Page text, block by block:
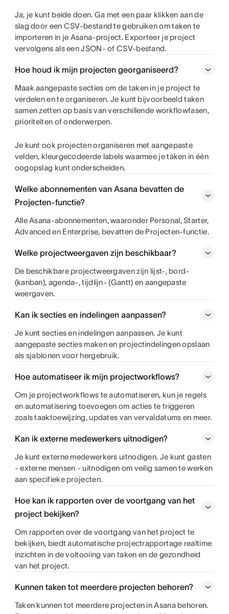
Ja, je kunt beide doen. Ga met een paar klikken aan de
slag door een CSV-bestand te gebruiken om taken te
importeren in je Asana-project. Exporteer je project
vervolgens als een JSON- of CSV-bestand.
Hoe houd ik mijn projecten georganiseerd?
Maak aangepaste secties om de taken in je project te
verdelen en te organiseren. Je kunt bijvoorbeeld taken
samen zetten op basis van verschillende workflowfasen,
prioriteiten of onderwerpen.
Je kunt ook projecten organiseren met aangepaste
velden, kleurgecodeerde labels waarmee je taken in één
oogopslag kunt onderscheiden.
Welke abonnementen van Asana bevatten de
Projecten-functie?
Alle Asana-abonnementen, waaronder Personal, Starter,
Advanced en Enterprise, bevatten de Projecten-functie.
Welke projectweergaven zijn beschikbaar?
De beschikbare projectweergaven zijn lijst-, bord-
(kanban), agenda-, tijdlijn- (Gantt) en aangepaste
weergaven.
Kan ik secties en indelingen aanpassen?
Je kunt secties en indelingen aanpassen. Je kunt
aangepaste secties maken en projectindelingen opslaan
als sjablonen voor hergebruik.
Hoe automatiseer ik mijn projectworkflows?
Om je projectworkflows te automatiseren, kun je regels
en automatisering toevoegen om acties te triggeren
zoals taaktoewijzing, updates van vervaldatums en meer.
Kan ik externe medewerkers uitnodigen?
Je kunt externe medewerkers uitnodigen. Je kunt gasten
- externe mensen - uitnodigen om veilig samen te werken
aan specifieke projecten.
Hoe kan ik rapporten over de voortgang van het
project bekijken?
Om rapporten over de voortgang van het project te
bekijken, biedt automatische projectrapportage realtime
inzichten in de voltooiing van taken en de gezondheid
van het project.
Kunnen taken tot meerdere projecten behoren?
Taken kunnen tot meerdere projecten in Asana behoren.